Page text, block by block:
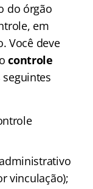
do órgão
em
Você deve
controle
vinculação);